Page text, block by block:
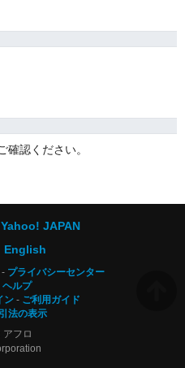
確認ください。
Yahoo! JAPAN
English
プライバシーセンター
ヘルプ
ン
ご利用ガイド
法の表示
アフロ